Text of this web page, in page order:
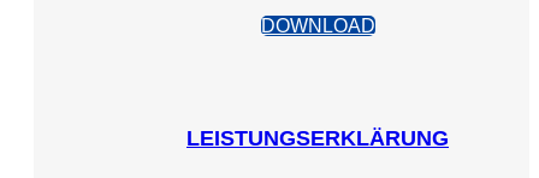
DOWNLOAD
LEISTUNGSERKLÄRUNG